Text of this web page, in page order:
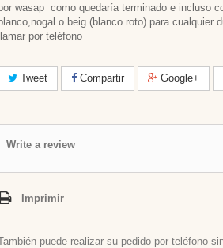
wasap como quedaría terminado e incluso
o beig (blanco roto) para cualquier
por teléfono
Tweet Compartir Google+
Write a review
Imprimir
puede realizar su pedido por teléfono